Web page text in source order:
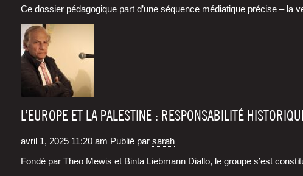
Ce dos­sier péda­go­gique part d’une séquence média­tique pré­cise –
L’EUROPE ET LA PALESTINE : RESPONSABILITÉ
avril 1, 2025 11:20 am Publié par sarah
Fon­dé par Theo Mewis et Bin­ta Lieb­mann Dial­lo, le groupe s’est